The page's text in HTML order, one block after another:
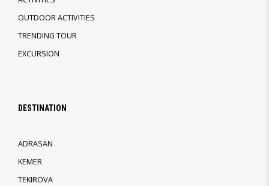
OUTDOOR ACTIVITIES
TRENDING TOUR
EXCURSION
DESTINATION
ADRASAN
KEMER
TEKIROVA